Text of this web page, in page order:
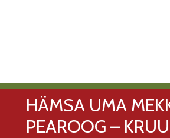
HÄMSA UMA
PEAROOG –